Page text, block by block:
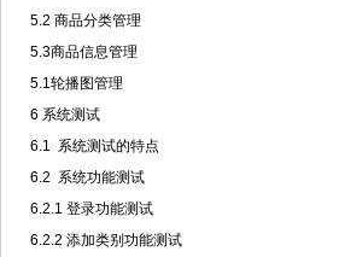
5.2 商品分类管理
5.3商品信息管理
5.1轮播图管理
6 系统测试
6.1 系统测试的特点
6.2 系统功能测试
6.2.1 登录功能测试
6.2.2 添加类别功能测试